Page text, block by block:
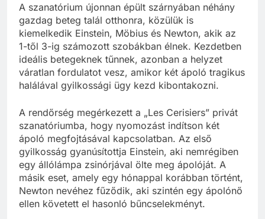
A szanatórium újonnan épült szárnyában néhány
gazdag beteg talál otthonra, közülük is
kiemelkedik Einstein, Möbius és Newton, akik az
1-től 3-ig számozott szobákban élnek. Kezdetben
ideális betegeknek tűnnek, azonban a helyzet
váratlan fordulatot vesz, amikor két ápoló tragikus
halálával gyilkossági ügy kezd kibontakozni.
A rendőrség megérkezett a „Les Cerisiers” privát
szanatóriumba, hogy nyomozást indítson két
ápoló megfojtásával kapcsolatban. Az első
gyilkosság gyanúsítottja Einstein, aki nemrégiben
egy állólámpa zsinórjával ölte meg ápolóját. A
másik eset, amely egy hónappal korábban történt,
Newton nevéhez fűződik, aki szintén egy ápolónő
ellen követett el hasonló bűncselekményt.